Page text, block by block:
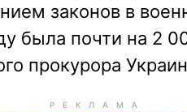
законов в
была почти на 2
прокурора